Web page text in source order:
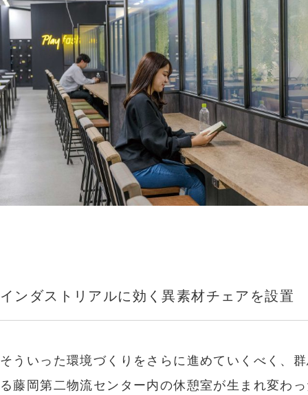
インダストリアルに効く異素材チェアを設置
そういった環境づくりをさらに進めていくべく、
る藤岡第二物流センター内の休憩室が生まれ変わ